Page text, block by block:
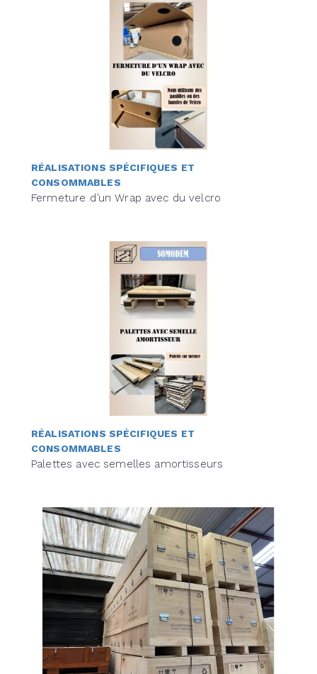
RÉALISATIONS SPÉCIFIQUES ET
CONSOMMABLES
Fermeture d’un Wrap avec du velcro
RÉALISATIONS SPÉCIFIQUES ET
CONSOMMABLES
Palettes avec semelles amortisseurs